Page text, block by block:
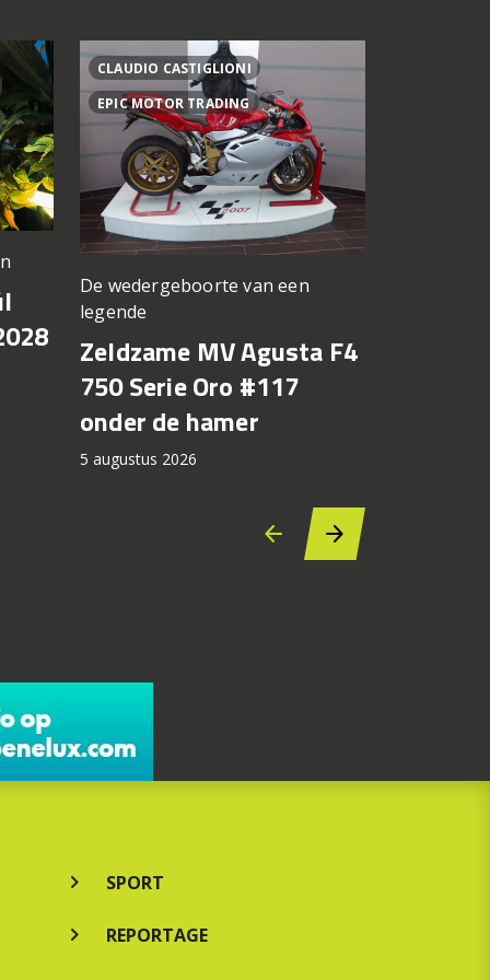
CLAUDIO CASTIGLIONI
EPIC MOTOR TRADING
De wedergeboorte van een
legende
Zeldzame MV Agusta F4
750 Serie Oro #117
onder de hamer
5 augustus 2026
SPORT
REPORTAGE